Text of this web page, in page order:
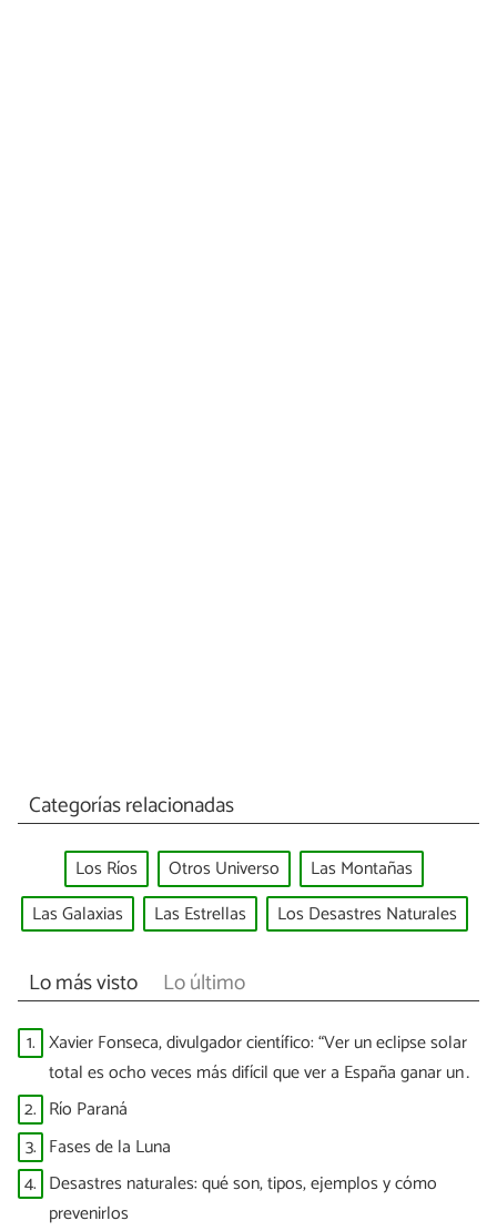
Categorías relacionadas
Los Ríos Otros Universo
Las Montañas
Las Galaxias
Las Estrellas Los Desastres Naturales
Lo más visto Lo último
1. Xavier Fonseca, divulgador científico: “Ver un eclipse solar
total es ocho veces más difícil que ver a España ganar un
Mundial”
2. Río Paraná
3. Fases de la Luna
4. Desastres naturales: qué son, tipos, ejemplos y cómo
prevenirlos